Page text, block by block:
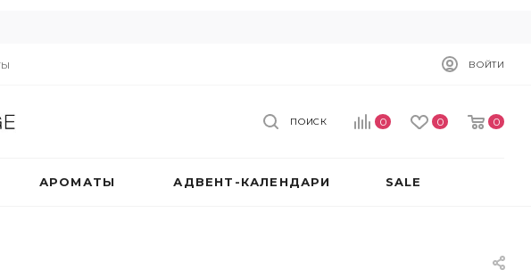
ВОЙТИ
0 0 0
ПОИСК
АРОМАТЫ АДВЕНТ-КАЛЕНДАРИ SALE